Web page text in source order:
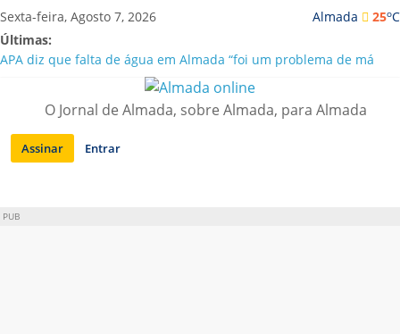
Saltar
para
conteúdo
Almada 25oC
Sexta-feira, Agosto 7, 2026
Últimas:
APA diz que falta de água em Almada “foi um problema de má
Laranjeiro | Cultura pop asiática invade a Casa Amarela
Ponte 25 de Abril celebra 60 anos com programa cultural entre
Lisboa e Almada
Situação de alerta em Almada renovada até final de Agosto
O Jornal de Almada, sobre Almada, para Almada
Assinar Entrar
PUB